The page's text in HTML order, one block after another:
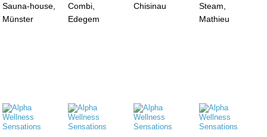
Sauna-house,
Münster
Combi,
Edegem
Chisinau
Steam,
Mathieu